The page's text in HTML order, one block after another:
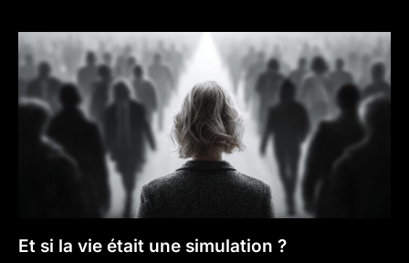
Et si la vie était une simulation ?